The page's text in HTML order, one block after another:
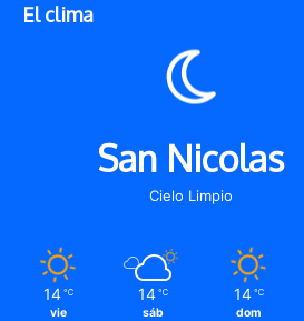
El clima
San Nicolas
Cielo Limpio
14 ℃
vie
14 ℃
sáb
14 ℃
dom